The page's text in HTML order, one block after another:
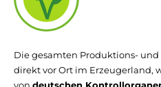
Die gesamten Produktions- und
direkt vor Ort im Erzeugerland,